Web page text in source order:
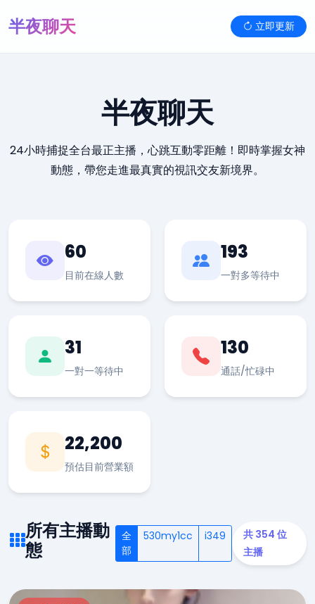
半夜聊天 立即更新
半夜聊天
24小時捕捉全台最正主播，心跳互動零距離！即時掌握女神
動態，帶您走進最真實的視訊交友新境界。
60
目前在線人數
193
一對多等待中
31
一對一等待中
130
通話/忙碌中
22,200
預估目前營業額
所有主播動
態
全
部
530my1cc i349
共 354 位
主播